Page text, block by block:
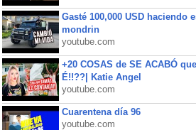
Gasté 100,000 USD haciendo
mondrin
youtube.com
+20 COSAS de SE ACABÓ
É!!??| Katie Angel
youtube.com
Cuarentena día 96
youtube.com